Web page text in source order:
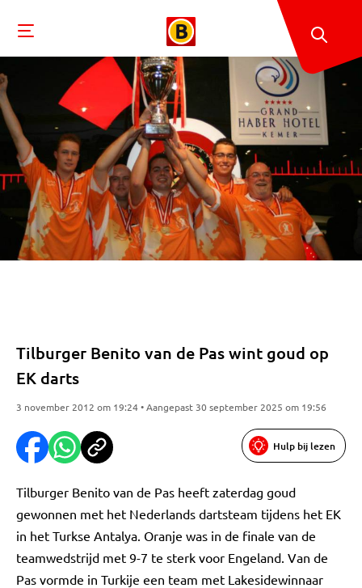
Tilburger Benito van de Pas wint goud op
EK darts
3 november 2012 om 19:24 • Aangepast 30 september 2025 om 19:56
Hulp bij lezen
Tilburger Benito van de Pas heeft zaterdag goud
gewonnen met het Nederlands dartsteam tijdens het EK
in het Turkse Antalya. Oranje was in de finale van de
teamwedstrijd met 9-7 te sterk voor Engeland. Van de
Pas vormde in Turkije een team met Lakesidewinnaar